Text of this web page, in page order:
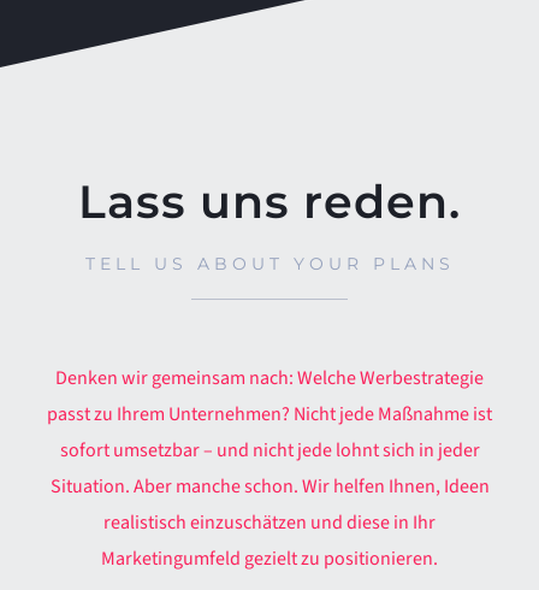
Lass uns reden.
TELL US ABOUT YOUR PLANS
Denken wir gemeinsam nach: Welche Werbestrategie
passt zu Ihrem Unternehmen? Nicht jede Maßnahme ist
sofort umsetzbar – und nicht jede lohnt sich in jeder
Situation. Aber manche schon. Wir helfen Ihnen, Ideen
realistisch einzuschätzen und diese in Ihr
Marketingumfeld gezielt zu positionieren.